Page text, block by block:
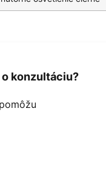
konzultáciu?